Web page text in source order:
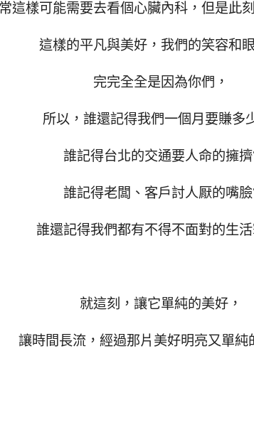
這樣可能需要去看個心臟內科，但是此
這樣的平凡與美好，我們的笑容和眼
完完全全是因為你們，
所以，誰還記得我們一個月要賺多
誰記得台北的交通要人命的擁擠
誰記得老闆、客戶討人厭的嘴臉
誰還記得我們都有不得不面對的生活
就這刻，讓它單純的美好，
讓時間長流，經過那片美好明亮又單純